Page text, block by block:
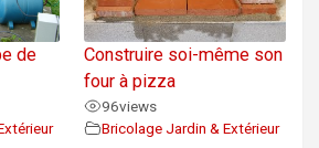
de
Construire soi-même son
four à pizza
96views
Bricolage Jardin & Extérieur